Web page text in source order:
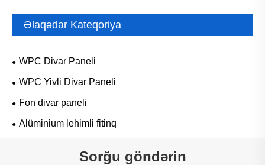
Əlaqədar Kateqoriya
WPC Divar Paneli
WPC Yivli Divar Paneli
Fon divar paneli
Alüminium lehimli fitinq
Sorğu göndərin